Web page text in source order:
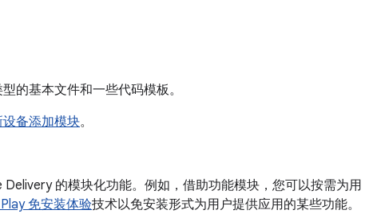
的基本文件和一些代码模板。
设备添加模块。
的模块化功能。 例如，借助功能模块，您可以按需为用
免安装体验技术以免安装形式为用户提供应用的某些功能。